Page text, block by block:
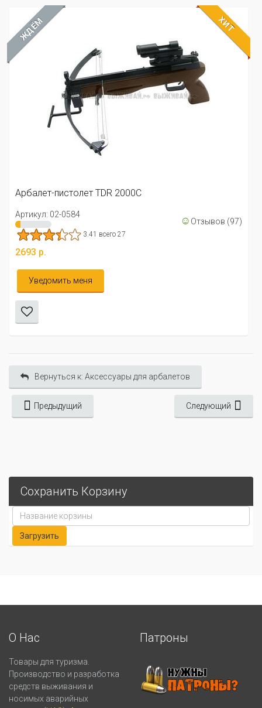
TDR 2000С
3.41 всего 27
ЖДЁМ
Уведомить
Вернуться к: Аксессуары для арбалетов
Предыдущий Следующий
Сохранить Корзину
О Нас
Товары для туризма.
Производство и разработка
средств выживания и
носимых аварийных
Патроны